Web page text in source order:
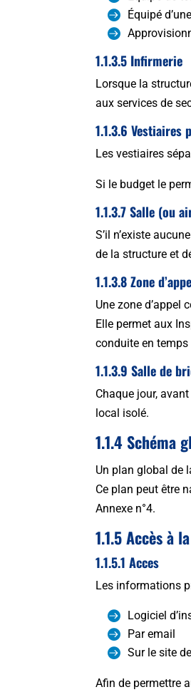
Équipé
1.1.3.5 Infirmerie
Lorsque la
aux services de
1.1.3.6
Les vestiaires
Si le budget le
1.1.3.7 Salle (ou
S’il n’existe
de la structure et
1.1.3.8 Zone
Une zone d’appel
Elle permet aux
conduite en
1.1.3.9 Salle de
Chaque jour,
local isolé.
1.1.4 Schéma
Un plan global de
Ce plan peut être
Annexe n°4.
1.1.5 Accès à
1.1.5.1 Acces
Les informations
Logiciel
Par email
Sur le site
Afin de permettre